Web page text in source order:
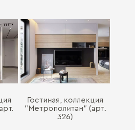
Гостиная, коллекция
"Метрополитан" (арт.
326)